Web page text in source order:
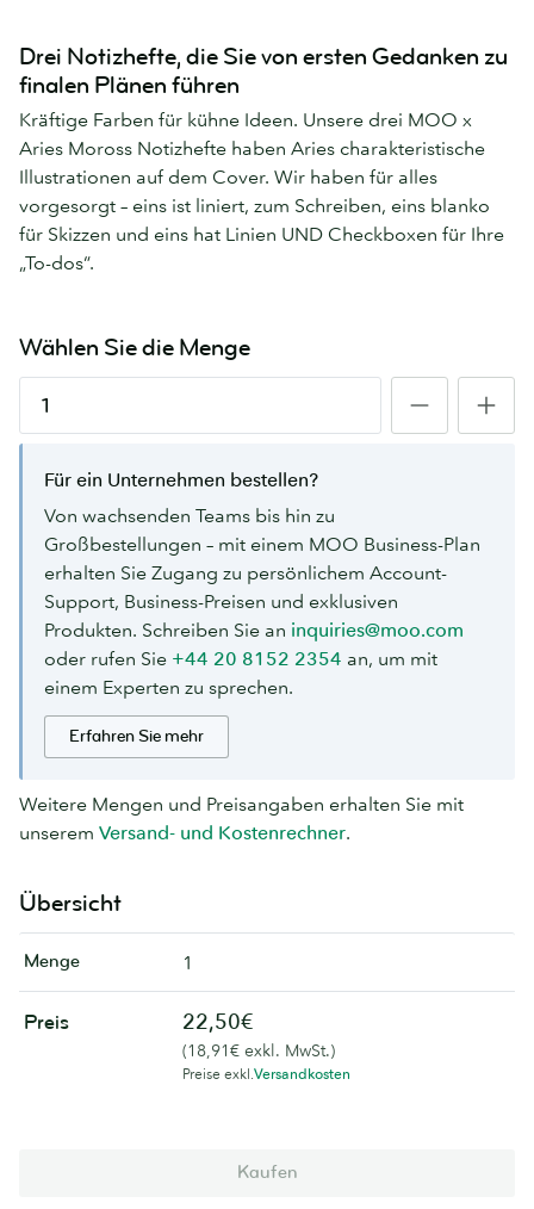
Drei Notizhefte, die Sie von ersten Gedanken zu
finalen Plänen führen
Kräftige Farben für kühne Ideen. Unsere drei MOO x
Aries Moross Notizhefte haben Aries charakteristische
Illustrationen auf dem Cover. Wir haben für alles
vorgesorgt – eins ist liniert, zum Schreiben, eins blanko
für Skizzen und eins hat Linien UND Checkboxen für Ihre
„To-dos“.
Wählen Sie die Menge
Für ein Unternehmen bestellen?
Von wachsenden Teams bis hin zu
Großbestellungen – mit einem MOO Business-Plan
erhalten Sie Zugang zu persönlichem Account-
Support, Business-Preisen und exklusiven
Produkten. Schreiben Sie an inquiries@moo.com
oder rufen Sie +44 20 8152 2354 an, um mit
einem Experten zu sprechen.
Erfahren Sie mehr
Weitere Mengen und Preisangaben erhalten Sie mit
unserem Versand- und Kostenrechner.
Übersicht
Menge 1
Preis 22,50€
(18,91€ exkl. MwSt.)
Preise exkl.Versandkosten
Kaufen